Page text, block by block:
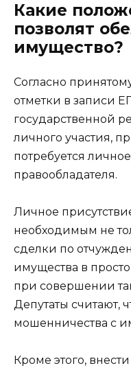
Какие
позволят
имущество?
Согласно
отметки в записи
государственной
личного участия,
потребуется
правообладателя.
Личное
необходимым не
сделки по
имущества в
при совершении
Депутаты считают,
мошенничества с
Кроме этого,